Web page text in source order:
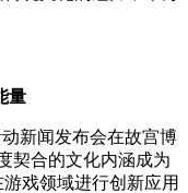
量
新闻发布会在故宫博
契合的文化内涵成为
戏领域进行创新应用